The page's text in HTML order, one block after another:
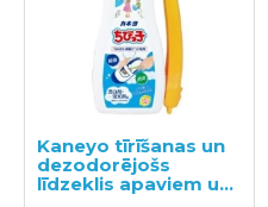
Kaneyo tīrīšanas un
dezodorējošs
līdzeklis apaviem un